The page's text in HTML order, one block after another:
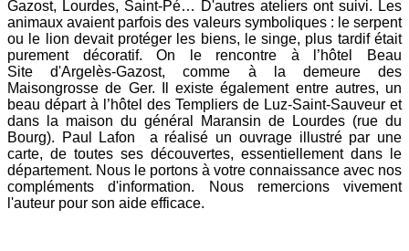
Gazost, Lourdes, Saint-Pé… D'autres ateliers ont suivi. Les
animaux avaient parfois des valeurs symboliques : le serpent
ou le lion devait protéger les biens, le singe, plus tardif était
purement décoratif. On le rencontre à l’hôtel Beau
Site d'Argelès-Gazost, comme à la demeure des
Maisongrosse de Ger. Il existe également entre autres, un
beau départ à l’hôtel des Templiers de Luz-Saint-Sauveur et
dans la maison du général Maransin de Lourdes (rue du
Bourg). Paul Lafon a réalisé un ouvrage illustré par une
carte, de toutes ses découvertes, essentiellement dans le
département. Nous le portons à votre connaissance avec nos
compléments d'information. Nous remercions vivement
l'auteur pour son aide efficace.